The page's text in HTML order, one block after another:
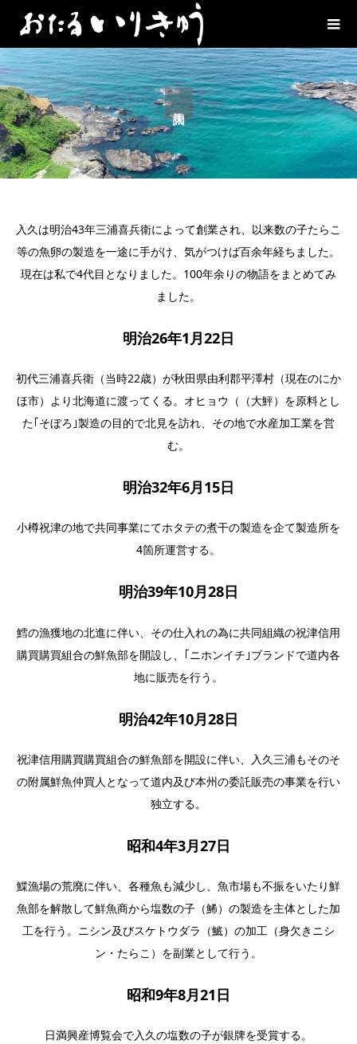
入久は明治43年三浦喜兵衛によって創業され、以来数の子たらこ
等の魚卵の製造を一途に手がけ、気がつけば百余年経ちました。
現在は私で4代目となりました。100年余りの物語をまとめてみ
ました。
明治26年1月22日
初代三浦喜兵衛（当時22歳）が秋田県由利郡平澤村（現在のにか
ほ市）より北海道に渡ってくる。オヒョウ（（大鮃）を原料とし
た｢そぼろ｣製造の目的で北見を訪れ、その地で水産加工業を営
む。
明治32年6月15日
小樽祝津の地で共同事業にてホタテの煮干の製造を企て製造所を
4箇所運営する。
明治39年10月28日
鱈の漁獲地の北進に伴い、その仕入れの為に共同組織の祝津信用
購買購買組合の鮮魚部を開設し、｢ニホンイチ｣ブランドで道内各
地に販売を行う。
明治42年10月28日
祝津信用購買購買組合の鮮魚部を開設に伴い、入久三浦もそのそ
の附属鮮魚仲買人となって道内及び本州の委託販売の事業を行い
独立する。
昭和4年3月27日
鰈漁場の荒廃に伴い、各種魚も減少し、魚市場も不振をいたり鮮
魚部を解散して鮮魚商から塩数の子（鯑）の製造を主体とした加
工を行う。ニシン及びスケトウダラ（鯳）の加工（身欠きニシ
ン・たらこ）を副業として行う。
昭和9年8月21日
日満興産博覧会で入久の塩数の子が銀牌を受賞する。